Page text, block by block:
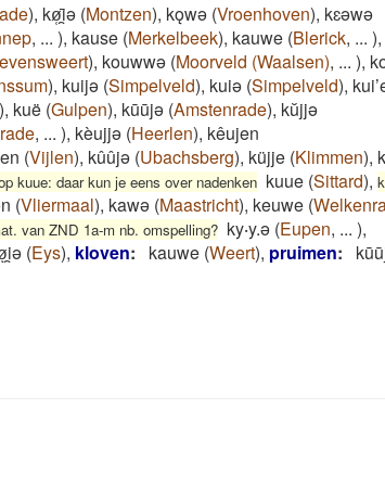
), kø̜̄i̯ǝ (Montzen), kǫwǝ (Vroenhoven), kɛǝwǝ
, ... ), kause (Merkelbeek), kauwe (Blerick, ... ),
), kouwwə (Moorveld (Waalsen), ... ),
), kuijə (Simpelveld), kuiə (Simpelveld),
), kuë (Gulpen), kūūjə (Amstenrade), kŭjjə
, ... ), kèujjə (Heerlen), kêujen
(Vijlen), kûûjə (Ubachsberg), küjje (Klimmen),
kuue: daar kun je eens over nadenken kuue (Sittard),
(Vliermaal), kawə (Maastricht), keuwe (
van ZND 1a-m nb. omspelling? ky‧y.ə (Eupen, ... ),
(Eys), kloven: kauwe (Weert), pruimen: